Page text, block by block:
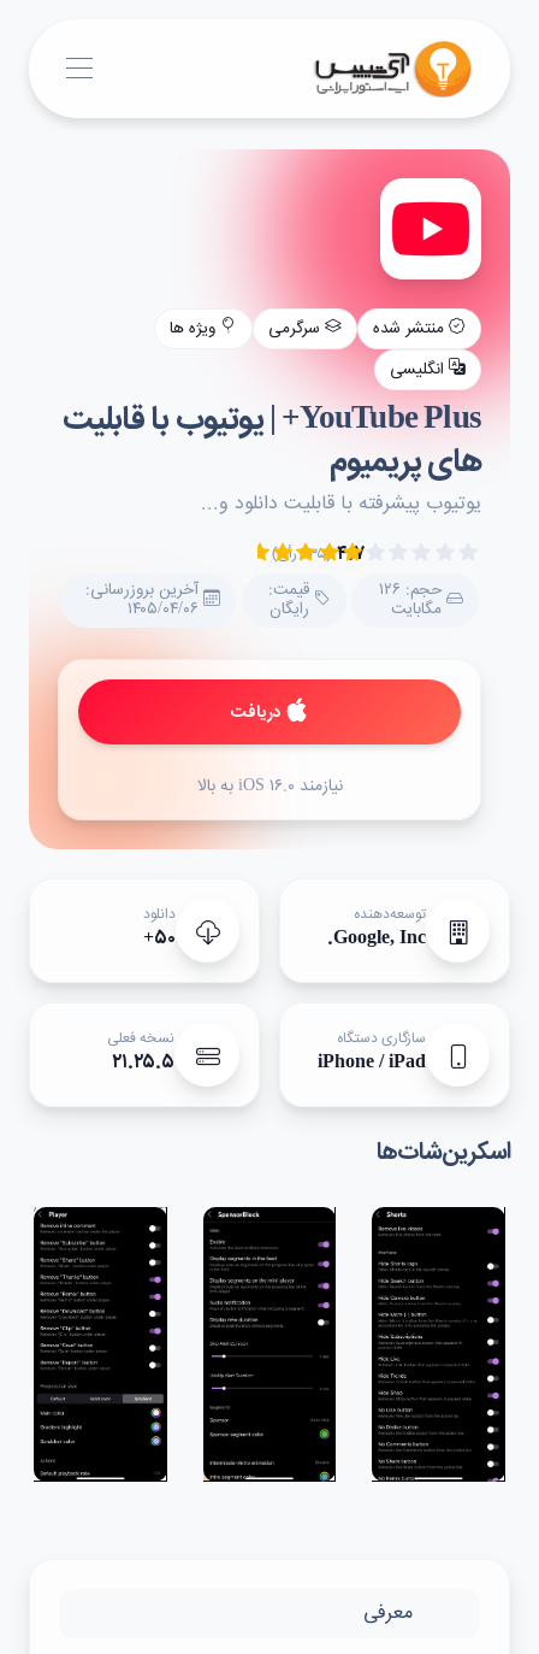
منتشر شده سرگرمی
ویژه ها
انگلیسی
YouTube Plus+ | یوتیوب با قابلیت
های پریمیوم
یوتیوب پیشرفته با قابلیت دانلود و...
۴.۷ (۲۳۵ رأی)
حجم: ۱۲۶
مگابایت
قیمت:
رایگان
آخرین بروزرسانی:
۱۴۰۵/۰۴/۰۶
دریافت
نیازمند iOS ۱۶.۰ به بالا
توسعه‌دهنده
Google, Inc.
دانلود
۵۰+
سازگاری دستگاه
iPhone / iPad
نسخه فعلی
۲۱.۲۵.۵
اسکرین‌شات‌ها
معرفی